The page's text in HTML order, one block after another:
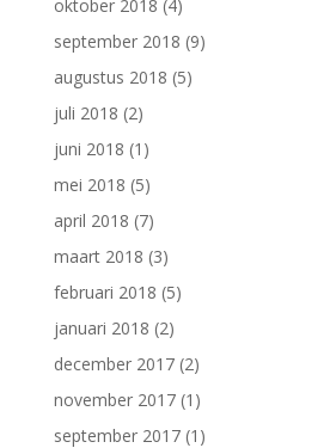
oktober 2018 (4)
september 2018 (9)
augustus 2018 (5)
juli 2018 (2)
juni 2018 (1)
mei 2018 (5)
april 2018 (7)
maart 2018 (3)
februari 2018 (5)
januari 2018 (2)
december 2017(2)
november 2017(1)
september 2017(1)